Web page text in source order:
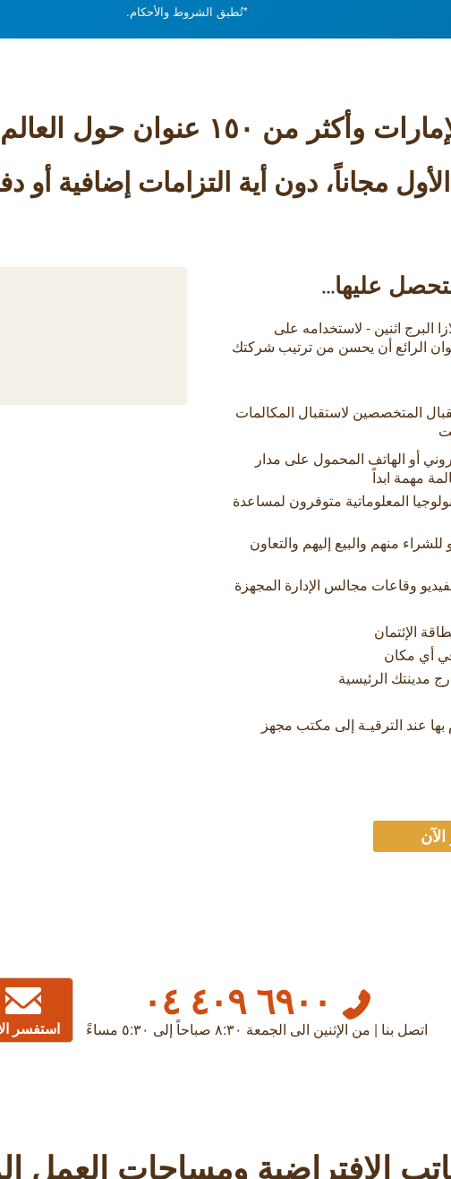
*تُطبق الشروط والأحكام.
مجاناً، دون أية التزامات إضافية أو
عليها...
٢٣، بوليفارد بلازا البرج اثنين - لاستخدامه على
الرائع أن يحسن من ترتيب شركتك
المتخصصين لاستقبال المكالمات
أو الهاتف المحمول على مدار
مهمة ابداً
المعلوماتية متوفرون لمساعدة
مجتمع يضم أكثر من ٥٠٠٠٠ عضو للشراء منهم والبيع إليهم والتعاون
وقاعات مجالس الإدارة المجهزة
الإئتمان
أي مكان
٦٩٠٠ ٤٠٩ ٠٤
اتصل بنا | من الإثنين الى الجمعة ٨:٣٠ صباحاً إلى ٥:٣٠ مساءً استفسر
الإفتراضية ومساحات العمل